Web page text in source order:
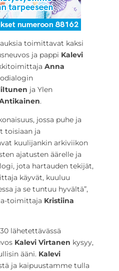
toimittavat kaksi
ja pappi Kalevi
Anna
ja Ylen
.
jossa puhe ja
toisiaan ja
kuulijankin arkiviikon
ajatusten äärelle ja
jota hartauden tekijät,
käyvät, kuuluu
ja se tuntuu hyvältä”,
toimittaja Kristiina
lähetettävässä
Kalevi Virtanen kysyy,
ääni. Kalevi
ja kaipuustamme tulla